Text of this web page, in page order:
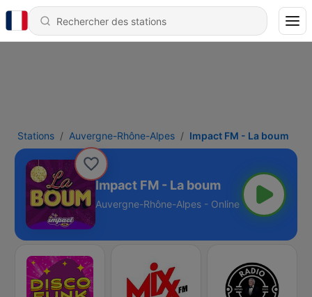
Stations Auvergne-Rhône-Alpes Impact FM - La boum
Impact FM - La boum
Auvergne-Rhône-Alpes - Online